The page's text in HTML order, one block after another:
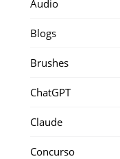
Audio
Blogs
Brushes
ChatGPT
Claude
Concurso